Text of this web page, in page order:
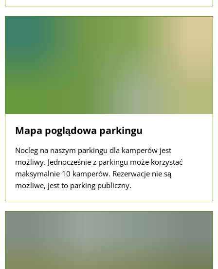
Mapa poglądowa parkingu
Nocleg na naszym parkingu dla kamperów jest
możliwy. Jednocześnie z parkingu może korzystać
maksymalnie 10 kamperów. Rezerwacje nie są
możliwe, jest to parking publiczny.